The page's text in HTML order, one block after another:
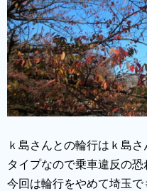
ｋ島さんとの輪行はｋ島
タイプなので乗車違反の恐
今回は輪行をやめて埼玉